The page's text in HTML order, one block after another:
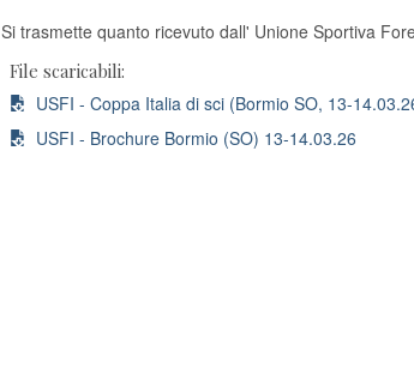
Si trasmette quanto ricevuto dall' Unione Sportiva
File scaricabili:
USFI - Coppa Italia di sci (Bormio SO, 13-
USFI - Brochure Bormio (SO) 13-14.03.26